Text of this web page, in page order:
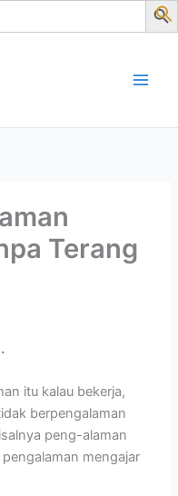
Terang
itu kalau bekerja,
berpengalaman
peng-alaman
mengajar